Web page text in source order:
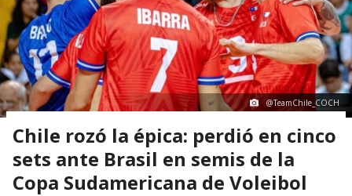
@TeamChile_COCH
Chile rozó la épica: perdió en cinco
sets ante Brasil en semis de la
Copa Sudamericana de Voleibol